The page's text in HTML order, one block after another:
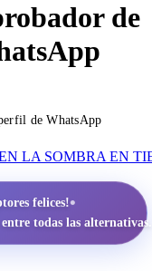
de
de WhatsApp
LA SOMBRA EN
felices!•
todas las alternativas.